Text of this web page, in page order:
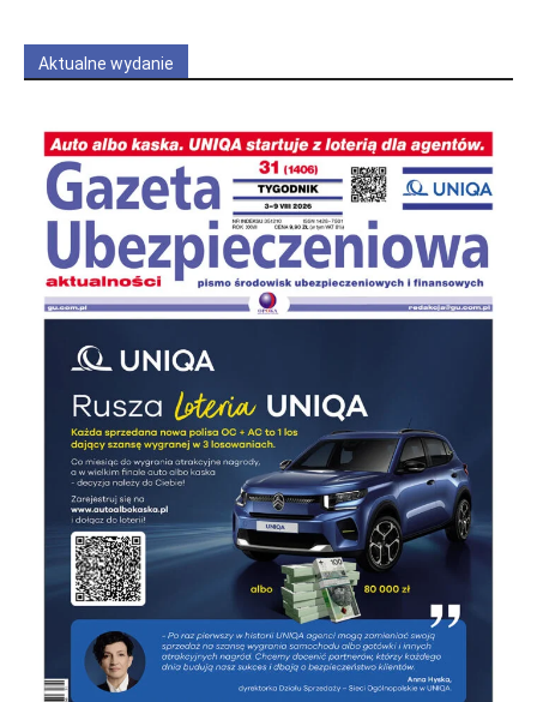
Aktualne wydanie